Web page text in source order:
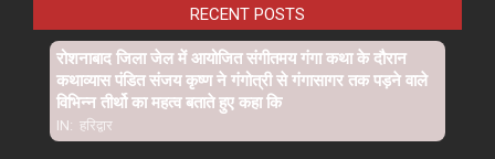
RECENT POSTS
रोशनाबाद जिला जेल में आयोजित संगीतमय गंगा कथा के दौरान
कथाव्यास पंडित संजय कृष्ण ने गंगोत्री से गंगासागर तक पड़ने वाले
विभिन्न तीर्थो का महत्व बताते हुए कहा कि
IN: हरिद्वार